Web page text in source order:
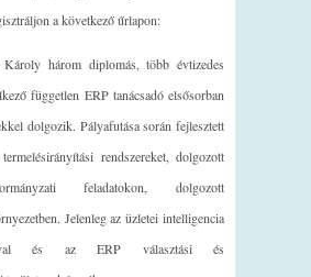
a következő űrlapon:
három diplomás, több évtizedes
független ERP tanácsadó elsősorban
dolgozik. Pályafutása során fejlesztett
rendszereket, dolgozott
feladatokon, dolgozott
Jelenleg az üzletei intelligencia
és az ERP választási és